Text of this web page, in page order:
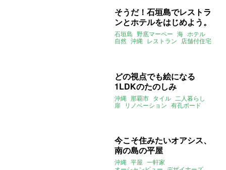
そうだ！石垣島でレストラ
ンとホテルをはじめよう。
石垣島 野底マーペー 海 ホテル
自然 沖縄 レストラン 店舗付住宅
どの視点でも絵になる
1LDKのたのしみ
沖縄 那覇市 タイル 二人暮らし
扉 リノベーション 有孔ボード
今こそ住みたいオアシス、
南の島の平屋
沖縄 平屋 一軒家